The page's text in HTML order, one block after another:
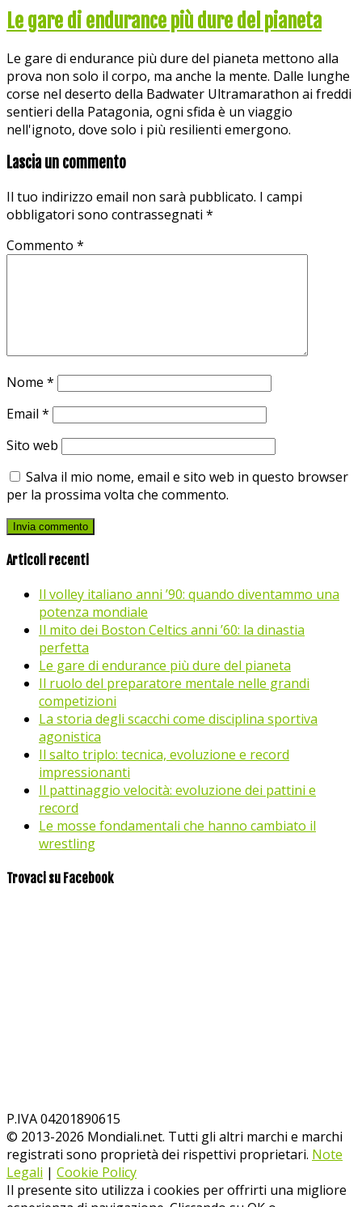
Le gare di endurance più dure del pianeta
Le gare di endurance più dure del pianeta mettono alla
prova non solo il corpo, ma anche la mente. Dalle lunghe
corse nel deserto della Badwater Ultramarathon ai freddi
sentieri della Patagonia, ogni sfida è un viaggio
nell'ignoto, dove solo i più resilienti emergono.
Lascia un commento
Il tuo indirizzo email non sarà pubblicato. I campi
obbligatori sono contrassegnati *
Commento *
Nome *
Email *
Sito web
Salva il mio nome, email e sito web in questo browser
per la prossima volta che commento.
Articoli recenti
Il volley italiano anni ’90: quando diventammo una
potenza mondiale
Il mito dei Boston Celtics anni ’60: la dinastia
perfetta
Le gare di endurance più dure del pianeta
Il ruolo del preparatore mentale nelle grandi
competizioni
La storia degli scacchi come disciplina sportiva
agonistica
Il salto triplo: tecnica, evoluzione e record
impressionanti
Il pattinaggio velocità: evoluzione dei pattini e
record
Le mosse fondamentali che hanno cambiato il
wrestling
Trovaci su Facebook
P.IVA 04201890615
© 2013-2026 Mondiali.net. Tutti gli altri marchi e marchi
registrati sono proprietà dei rispettivi proprietari. Note
Legali | Cookie Policy
Il presente sito utilizza i cookies per offrirti una migliore